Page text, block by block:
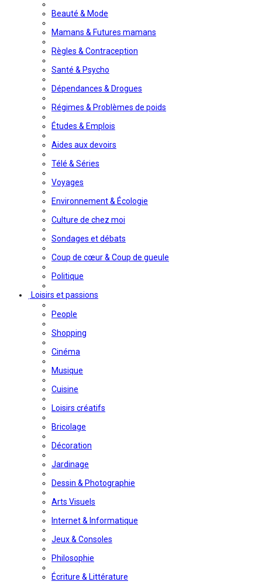
Beauté & Mode
Mamans & Futures mamans
Règles & Contraception
Santé & Psycho
Dépendances & Drogues
Régimes & Problèmes de poids
Études & Emplois
Aides aux devoirs
Télé & Séries
Voyages
Environnement & Écologie
Culture de chez moi
Sondages et débats
Coup de cœur & Coup de gueule
Politique
Loisirs et passions
People
Shopping
Cinéma
Musique
Cuisine
Loisirs créatifs
Bricolage
Décoration
Jardinage
Dessin & Photographie
Arts Visuels
Internet & Informatique
Jeux & Consoles
Philosophie
Écriture & Littérature